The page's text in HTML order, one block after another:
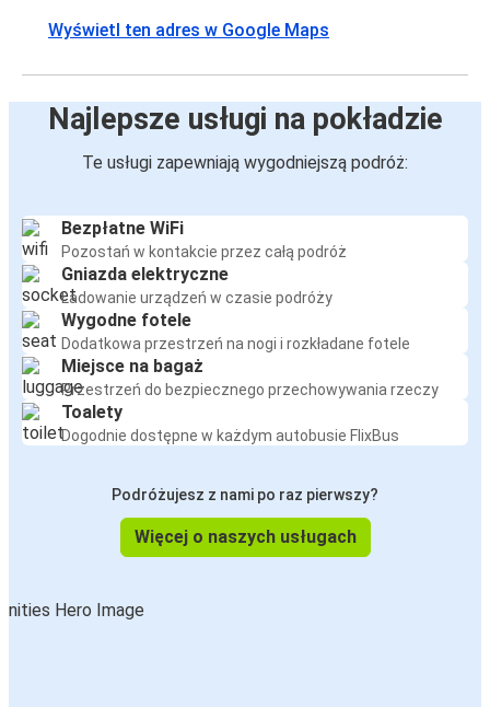
Wyświetl ten adres w Google Maps
Najlepsze usługi na pokładzie
Te usługi zapewniają wygodniejszą podróż:
Bezpłatne WiFi
Pozostań w kontakcie przez całą podróż
Gniazda elektryczne
Ładowanie urządzeń w czasie podróży
Wygodne fotele
Dodatkowa przestrzeń na nogi i rozkładane fotele
Miejsce na bagaż
Przestrzeń do bezpiecznego przechowywania rzeczy
Toalety
Dogodnie dostępne w każdym autobusie FlixBus
Podróżujesz z nami po raz pierwszy?
Więcej o naszych usługach